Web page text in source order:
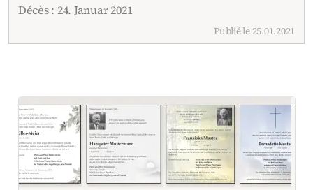
Décès : 24. Januar 2021
Publié le 25.01.2021